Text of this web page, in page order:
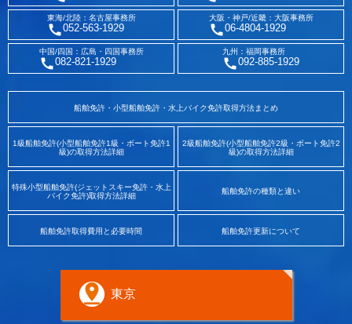
東海/北陸：名古屋事務所
052-563-1929
大阪・神戸/近畿：大阪事務所
06-4804-1929
中国/四国：広島・四国事務所
082-821-1929
九州：福岡事務所
092-885-1929
船舶免許・小型船舶免許・水上バイク免許取得方法まとめ
1級船舶免許(小型船舶免許1級・ボート免許1
級)の取得方法詳細
2級船舶免許(小型船舶免許2級・ボート免許2
級)の取得方法詳細
特殊小型船舶免許(ジェットスキー免許・水上
バイク免許)取得方法詳細
船舶免許の種類と違い
船舶免許取得費用と必要時間 船舶免許更新について
東京